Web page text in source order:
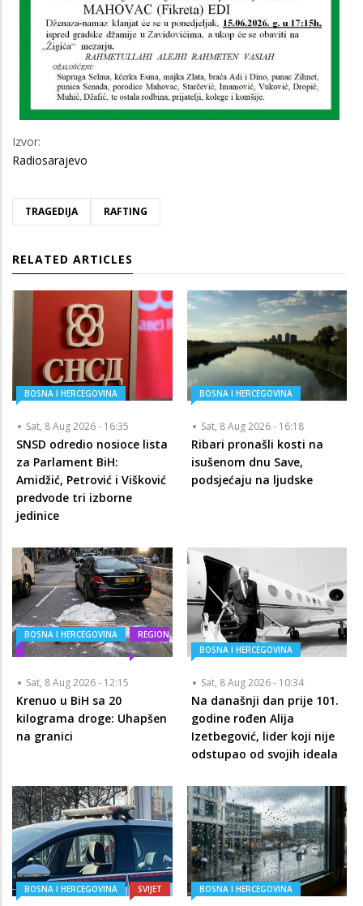
Izvor:
Radiosarajevo
TRAGEDIJA RAFTING
RELATED ARTICLES
BOSNA I HERCEGOVINA
Sat, 8 Aug 2026 - 16:35
SNSD odredio nosioce lista
za Parlament BiH:
Amidžić, Petrović i Višković
predvode tri izborne
jedinice
BOSNA I HERCEGOVINA
Sat, 8 Aug 2026 - 16:18
Ribari pronašli kosti na
isušenom dnu Save,
podsjećaju na ljudske
BOSNA I HERCEGOVINA REGION
Sat, 8 Aug 2026 - 12:15
Krenuo u BiH sa 20
kilograma droge: Uhapšen
na granici
BOSNA I HERCEGOVINA
Sat, 8 Aug 2026 - 10:34
Na današnji dan prije 101.
godine rođen Alija
Izetbegović, lider koji nije
odstupao od svojih ideala
BOSNA I HERCEGOVINA SVIJET BOSNA I HERCEGOVINA